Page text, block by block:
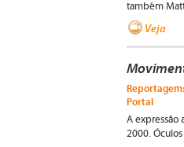
também
Veja
Portal
A expressão
2000.